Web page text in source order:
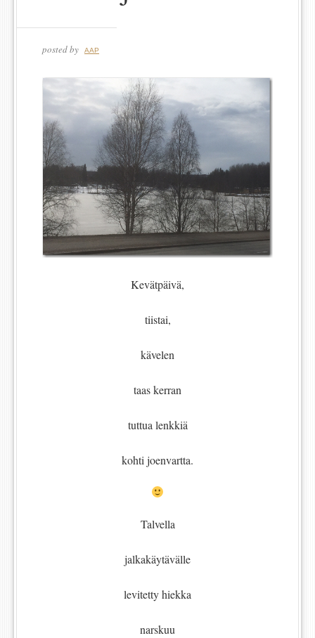
posted by AAP
Kevätpäivä,
tiistai,
kävelen
taas kerran
tuttua lenkkiä
kohti joenvartta.
Talvella
jalkakäytävälle
levitetty hiekka
narskuu